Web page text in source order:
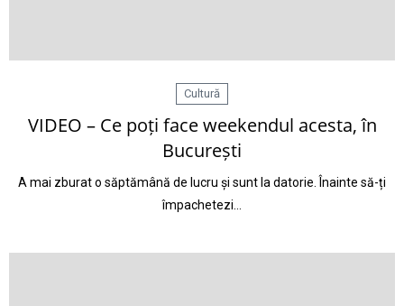
Cultură
VIDEO – Ce poți face weekendul acesta, în
București
A mai zburat o săptămână de lucru și sunt la datorie. Înainte să-ți
împachetezi…